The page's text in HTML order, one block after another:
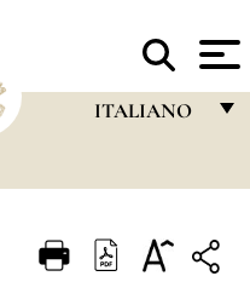
ITALIANO
ITALIANO